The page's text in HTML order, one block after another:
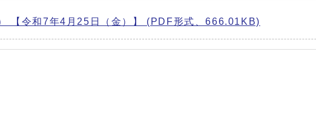
【令和7年4月25日（金）】 (PDF形式、666.01KB)